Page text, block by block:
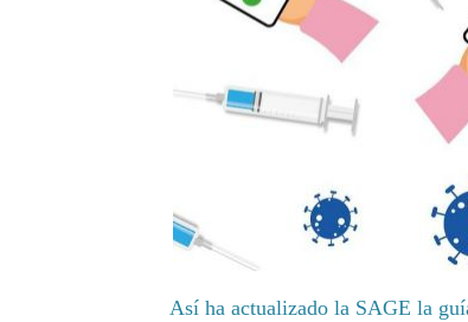
Así ha actualizado la SAGE la